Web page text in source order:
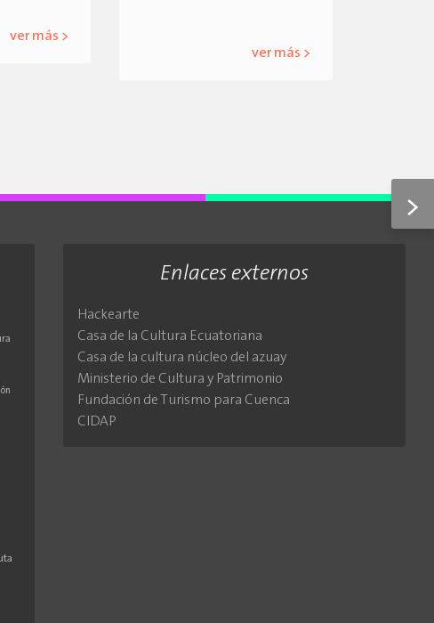
>
ver más >
ver más >
Enlaces externos
Hackearte
Casa de la Cultura Ecuatoriana
Casa de la cultura núcleo del azuay
Ministerio de Cultura y Patrimonio
Fundación de Turismo para Cuenca
CIDAP